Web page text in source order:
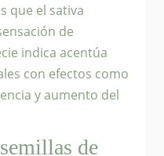
que el sativa
de
indica acentúa
con efectos como
y aumento del
de